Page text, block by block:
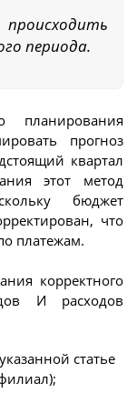
периода.
планирования
прогноз
квартал
этот метод
бюджет
что
платежам.
корректного
И расходов
статье